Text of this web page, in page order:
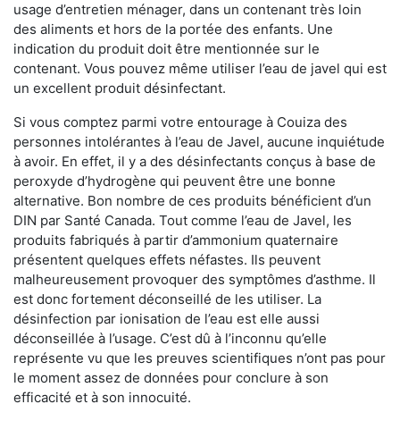
usage d’entretien ménager, dans un contenant très loin
des aliments et hors de la portée des enfants. Une
indication du produit doit être mentionnée sur le
contenant. Vous pouvez même utiliser l’eau de javel qui est
un excellent produit désinfectant.
Si vous comptez parmi votre entourage à Couiza des
personnes intolérantes à l’eau de Javel, aucune inquiétude
à avoir. En effet, il y a des désinfectants conçus à base de
peroxyde d’hydrogène qui peuvent être une bonne
alternative. Bon nombre de ces produits bénéficient d’un
DIN par Santé Canada. Tout comme l’eau de Javel, les
produits fabriqués à partir d’ammonium quaternaire
présentent quelques effets néfastes. Ils peuvent
malheureusement provoquer des symptômes d’asthme. Il
est donc fortement déconseillé de les utiliser. La
désinfection par ionisation de l’eau est elle aussi
déconseillée à l’usage. C’est dû à l’inconnu qu’elle
représente vu que les preuves scientifiques n’ont pas pour
le moment assez de données pour conclure à son
efficacité et à son innocuité.